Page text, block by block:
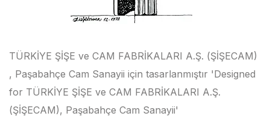
TÜRKİYE ŞİŞE ve CAM FABRİKALARI A.Ş. (ŞİŞECAM)
, Paşabahçe Cam Sanayii için tasarlanmıştır 'Designed
for TÜRKİYE ŞİŞE ve CAM FABRİKALARI A.Ş.
(ŞİŞECAM), Paşabahçe Cam Sanayii'